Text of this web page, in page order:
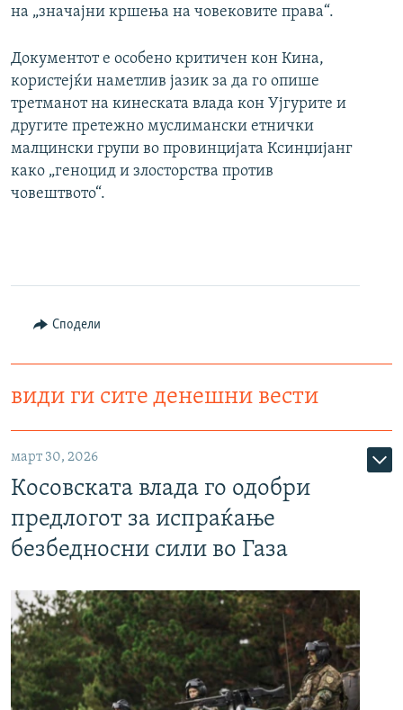
на „значајни кршења на човековите права“.
Документот е особено критичен кон Кина,
користејќи наметлив јазик за да го опише
третманот на кинеската влада кон Ујгурите и
другите претежно муслимански етнички
малцински групи во провинцијата Ксинџијанг
како „геноцид и злосторства против
човештвото“.
Сподели
види ги сите денешни вести
март 30, 2026
Косовската влада го одобри
предлогот за испраќање
безбедносни сили во Газа